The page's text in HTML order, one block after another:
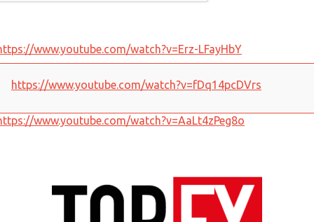
www.youtube.com/watch?v=Erz-LFayHbY
https://www.youtube.com/watch?v=fDq14pcDVrs
www.youtube.com/watch?v=AaLt4zPeg8o